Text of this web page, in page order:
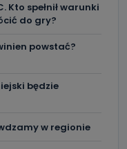
62 735-51-05 lub
Kto spełnił warunki
do gry?
powstać?
będzie
w regionie